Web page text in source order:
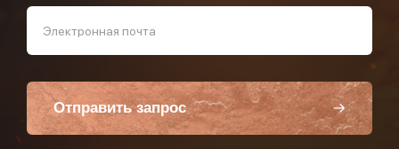
Электронная почта
Отправить запрос